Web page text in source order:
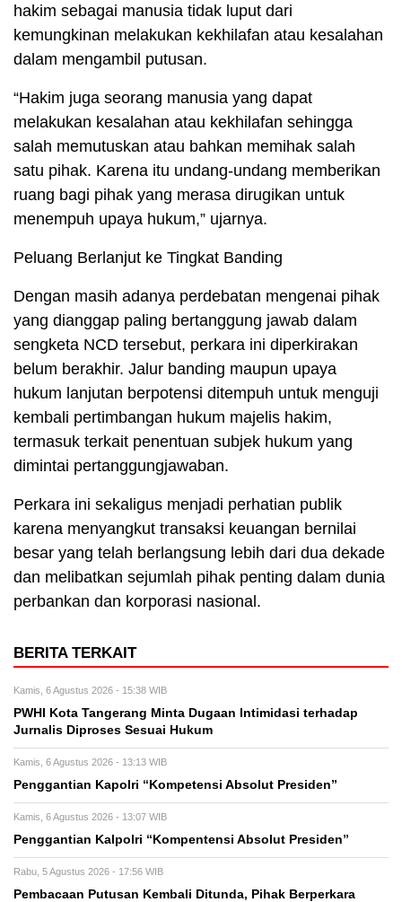
hakim sebagai manusia tidak luput dari
kemungkinan melakukan kekhilafan atau kesalahan
dalam mengambil putusan.
“Hakim juga seorang manusia yang dapat
melakukan kesalahan atau kekhilafan sehingga
salah memutuskan atau bahkan memihak salah
satu pihak. Karena itu undang-undang memberikan
ruang bagi pihak yang merasa dirugikan untuk
menempuh upaya hukum,” ujarnya.
Peluang Berlanjut ke Tingkat Banding
Dengan masih adanya perdebatan mengenai pihak
yang dianggap paling bertanggung jawab dalam
sengketa NCD tersebut, perkara ini diperkirakan
belum berakhir. Jalur banding maupun upaya
hukum lanjutan berpotensi ditempuh untuk menguji
kembali pertimbangan hukum majelis hakim,
termasuk terkait penentuan subjek hukum yang
dimintai pertanggungjawaban.
Perkara ini sekaligus menjadi perhatian publik
karena menyangkut transaksi keuangan bernilai
besar yang telah berlangsung lebih dari dua dekade
dan melibatkan sejumlah pihak penting dalam dunia
perbankan dan korporasi nasional.
BERITA TERKAIT
Kamis, 6 Agustus 2026 - 15:38 WIB
PWHI Kota Tangerang Minta Dugaan Intimidasi terhadap
Jurnalis Diproses Sesuai Hukum
Kamis, 6 Agustus 2026 - 13:13 WIB
Penggantian Kapolri “Kompetensi Absolut Presiden”
Kamis, 6 Agustus 2026 - 13:07 WIB
Penggantian Kalpolri “Kompentensi Absolut Presiden”
Rabu, 5 Agustus 2026 - 17:56 WIB
Pembacaan Putusan Kembali Ditunda, Pihak Berperkara